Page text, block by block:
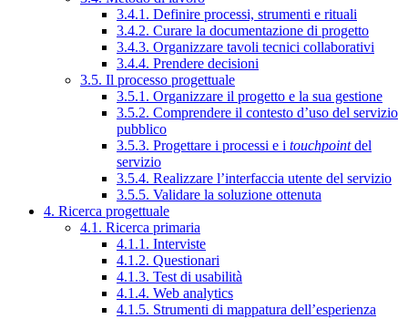
3.4.1. Definire processi, strumenti e rituali
3.4.2. Curare la documentazione di progetto
3.4.3. Organizzare tavoli tecnici collaborativi
3.4.4. Prendere decisioni
3.5. Il processo progettuale
3.5.1. Organizzare il progetto e la sua gestione
3.5.2. Comprendere il contesto d’uso del servizio
pubblico
3.5.3. Progettare i processi e i touchpointdel
servizio
3.5.4. Realizzare l’interfaccia utente del servizio
3.5.5. Validare la soluzione ottenuta
4. Ricerca progettuale
4.1. Ricerca primaria
4.1.1. Interviste
4.1.2. Questionari
4.1.3. Test di usabilità
4.1.4. Web analytics
4.1.5. Strumenti di mappatura dell’esperienza